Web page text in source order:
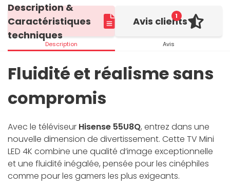
Description &
Caractéristiques
techniques
Description
1
Avis clients
Avis
Fluidité et réalisme sans
compromis
Avec le téléviseur Hisense 55U8Q, entrez dans une
nouvelle dimension de divertissement. Cette TV Mini
LED 4K combine une qualité d’image exceptionnelle
et une fluidité inégalée, pensée pour les cinéphiles
comme pour les gamers les plus exigeants.